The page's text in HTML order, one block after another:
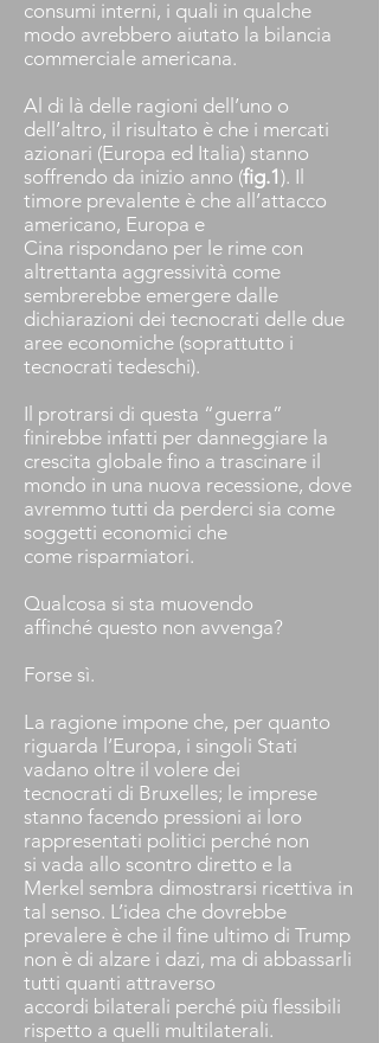
consumi interni, i quali in qualche
modo avrebbero aiutato la bilancia
commerciale americana.
Al di là delle ragioni dell’uno o
dell’altro, il risultato è che i mercati
azionari (Europa ed Italia) stanno
soffrendo da inizio anno (fig.1). Il
timore prevalente è che all’attacco
americano, Europa e
Cina rispondano per le rime con
altrettanta aggressività come
sembrerebbe emergere dalle
dichiarazioni dei tecnocrati delle due
aree economiche (soprattutto i
tecnocrati tedeschi).
Il protrarsi di questa “guerra”
finirebbe infatti per danneggiare la
crescita globale fino a trascinare il
mondo in una nuova recessione, dove
avremmo tutti da perderci sia come
soggetti economici che
come risparmiatori.
Qualcosa si sta muovendo
affinché questo non avvenga?
Forse sì.
La ragione impone che, per quanto
riguarda l’Europa, i singoli Stati
vadano oltre il volere dei
tecnocrati di Bruxelles; le imprese
stanno facendo pressioni ai loro
rappresentati politici perché non
si vada allo scontro diretto e la
Merkel sembra dimostrarsi ricettiva in
tal senso. L’idea che dovrebbe
prevalere è che il fine ultimo di Trump
non è di alzare i dazi, ma di abbassarli
tutti quanti attraverso
accordi bilaterali perché più flessibili
rispetto a quelli multilaterali.